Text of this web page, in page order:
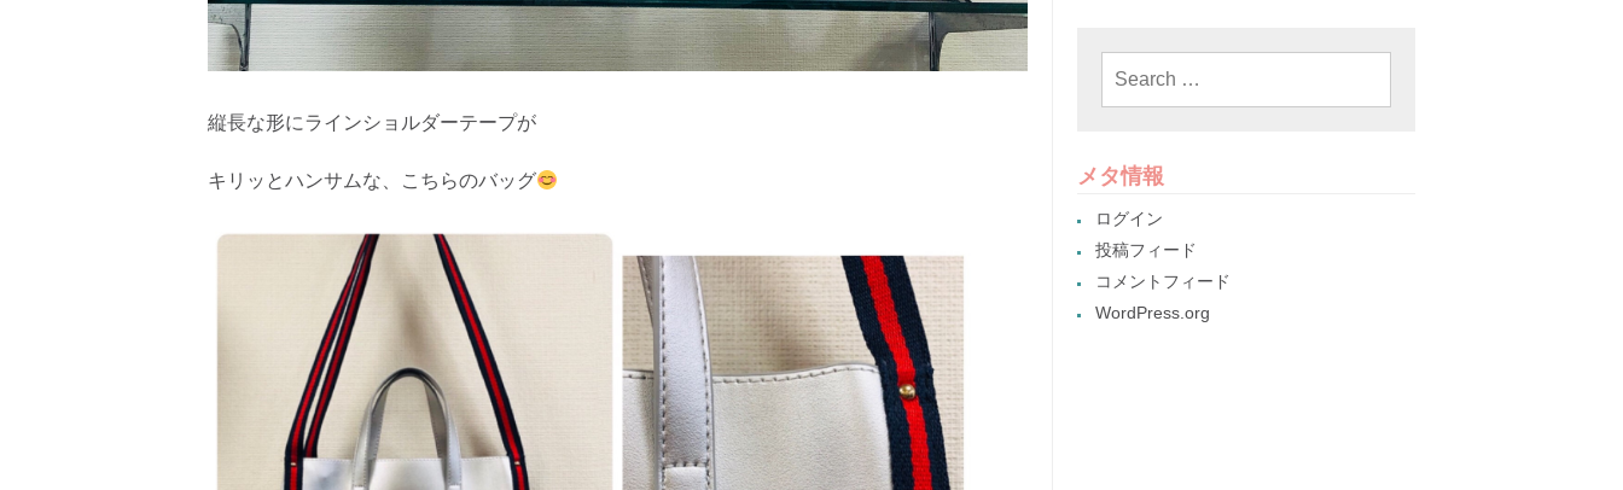
縦長な形にラインショルダーテープが
キリッとハンサムな、こちらのバッグ メタ情報
ログイン
投稿フィード
コメントフィード
WordPress.org